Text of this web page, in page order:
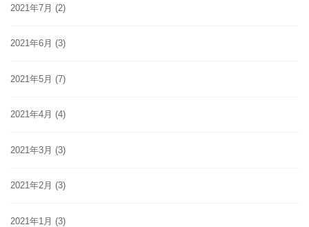
2021年7月 (2)
2021年6月 (3)
2021年5月 (7)
2021年4月 (4)
2021年3月 (3)
2021年2月 (3)
2021年1月 (3)